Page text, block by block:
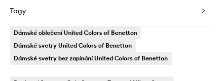
Tagy
Dámské oblečení United Colors of Benetton
Dámské svetry United Colors of Benetton
Dámské svetry bez zapínání United Colors of Benetton